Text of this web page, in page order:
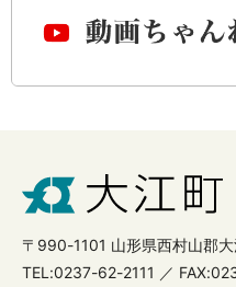
〒990-1101 山形県西村山郡
TEL:0237-62-2111 ／